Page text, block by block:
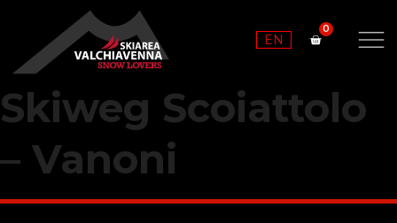
EN
Skiweg Scoiattolo
– Vanoni